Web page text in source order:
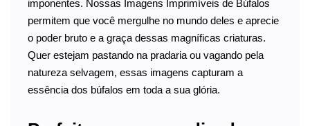
imponentes. Nossas Imagens Imprimíveis de Búfalos
permitem que você mergulhe no mundo deles e aprecie
o poder bruto e a graça dessas magníficas criaturas.
Quer estejam pastando na pradaria ou vagando pela
natureza selvagem, essas imagens capturam a
essência dos búfalos em toda a sua glória.